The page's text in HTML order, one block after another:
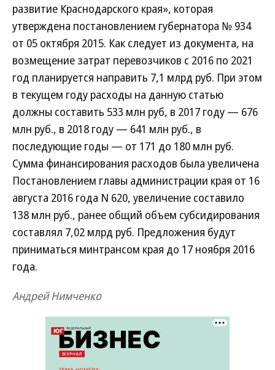
развитие Краснодарского края», которая
утверждена постановлением губернатора № 934
от 05 октября 2015. Как следует из документа, на
возмещение затрат перевозчиков с 2016 по 2021
год планируется направить 7,1 млрд руб. При этом
в текущем году расходы на данную статью
должны составить 533 млн руб, в 2017 году — 676
млн руб., в 2018 году — 641 млн руб., в
последующие годы — от 171 до 180 млн руб.
Сумма финансирования расходов была увеличена
Постановлением главы администрации края от 16
августа 2016 года N 620, увеличение составило
138 млн руб., ранее общий объем субсидирования
составлял 7,02 млрд руб. Предложения будут
приниматься минтрансом края до 17 ноября 2016
года.
Андрей Нимченко